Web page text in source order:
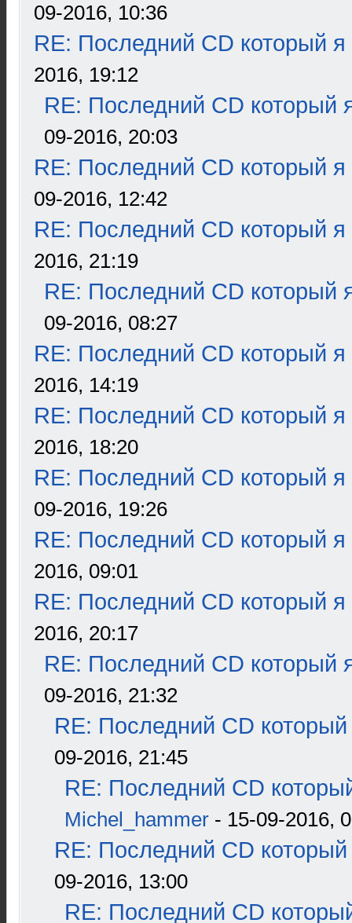
09-2016, 10:36
RE: Последний CD который я
2016, 19:12
RE: Последний CD который
09-2016, 20:03
RE: Последний CD который я
09-2016, 12:42
RE: Последний CD который я
2016, 21:19
RE: Последний CD который
09-2016, 08:27
RE: Последний CD который я
2016, 14:19
RE: Последний CD который я
2016, 18:20
RE: Последний CD который я
09-2016, 19:26
RE: Последний CD который я
2016, 09:01
RE: Последний CD который я
2016, 20:17
RE: Последний CD который
09-2016, 21:32
RE: Последний CD который
09-2016, 21:45
RE: Последний CD
Michel_hammer - 15-09-2016,
RE: Последний CD который
09-2016, 13:00
RE: Последний CD